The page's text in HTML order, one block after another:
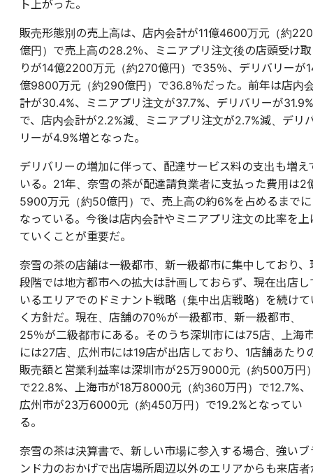
ト上がった。
販売形態別の売上高は、店内会計が11億4600万元（約220
億円）で売上高の28.2％、ミニアプリ注文後の店頭受け取
りが14億2200万元（約270億円）で35％、デリバリーが
億9800万元（約290億円）で36.8％だった。前年は店内
計が30.4%、ミニアプリ注文が37.7%、デリバリーが31.9%
で、店内会計が2.2%減、ミニアプリ注文が2.7%減、デリ
リーが4.9%増となった。
デリバリーの増加に伴って、配達サービス料の支出も増え
いる。21年、奈雪の茶が配達請負業者に支払った費用は2
5900万元（約50億円）で、売上高の約6%を占めるまでに
なっている。今後は店内会計やミニアプリ注文の比率を上
ていくことが重要だ。
奈雪の茶の店舗は一級都市、新一級都市に集中しており、
段階では地方都市への拡大は計画しておらず、現在出店し
いるエリアでのドミナント戦略（集中出店戦略）を続けて
く方針だ。現在、店舗の70％が一級都市、新一級都市、
25％が二級都市にある。そのうち深圳市には75店、上海
には27店、広州市には19店が出店しており、1店舗あたり
販売額と営業利益率は深圳市が25万9000元（約500万円
で22.8%、上海市が18万8000元（約360万円）で12.7%、
広州市が23万6000元（約450万円）で19.2%となってい
る。
奈雪の茶は決算書で、新しい市場に参入する場合、強いブ
ンド力のおかげで出店場所周辺以外のエリアからも来店者